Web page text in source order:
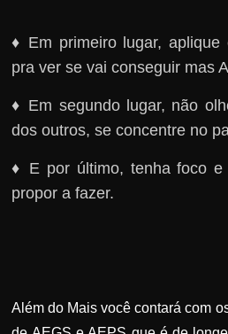
♦ Em primeiro lugar, aplique
pra ver se vai conseguir mas
♦ Em segundo lugar, não
dos outros, se concentre no
♦ E por último, tenha foco e
propor a fazer.
Além do Mais você contará com